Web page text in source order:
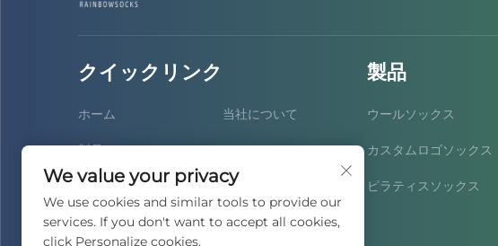
クイックリンク
ホーム 当社について
製品 ニュース
サービス お問い合わせ
よくあるご質問
製品
ウールソックス
カスタムロゴソックス
ピラティスソックス
We value your privacy
We use cookies and similar tools to provide our
services. If you don't want to accept all cookies,
click Personalize cookies.